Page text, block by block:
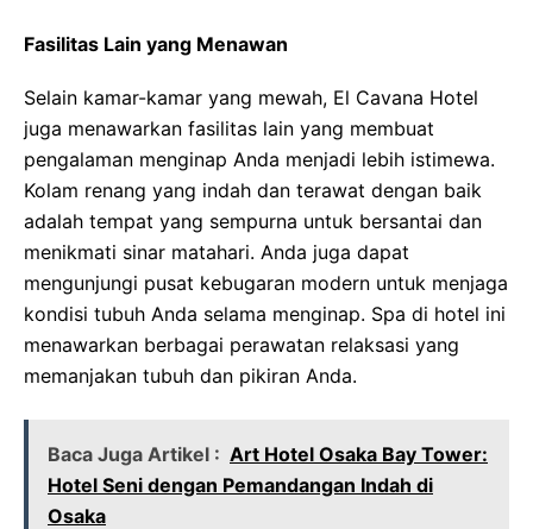
Fasilitas Lain yang Menawan
Selain kamar-kamar yang mewah, El Cavana Hotel
juga menawarkan fasilitas lain yang membuat
pengalaman menginap Anda menjadi lebih istimewa.
Kolam renang yang indah dan terawat dengan baik
adalah tempat yang sempurna untuk bersantai dan
menikmati sinar matahari. Anda juga dapat
mengunjungi pusat kebugaran modern untuk menjaga
kondisi tubuh Anda selama menginap. Spa di hotel ini
menawarkan berbagai perawatan relaksasi yang
memanjakan tubuh dan pikiran Anda.
Baca Juga Artikel : Art Hotel Osaka Bay Tower:
Hotel Seni dengan Pemandangan Indah di
Osaka